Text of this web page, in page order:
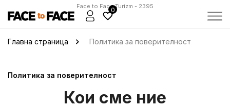
Face to Face Turizm - 2395
0
Главна страница Политика за поверителност
Политика за поверителност
Кои сме ние